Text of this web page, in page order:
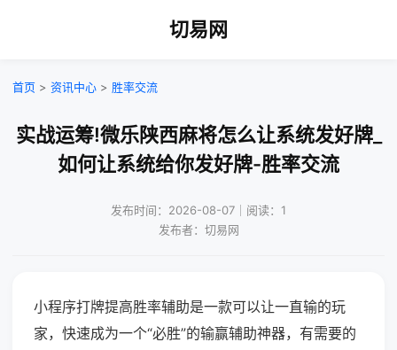
切易网
首页 > 资讯中心 > 胜率交流
实战运筹!微乐陕西麻将怎么让系统发好牌_
如何让系统给你发好牌-胜率交流
发布时间：2026-08-07｜阅读：1
发布者：切易网
小程序打牌提高胜率辅助是一款可以让一直输的玩
家，快速成为一个“必胜”的输赢辅助神器，有需要的